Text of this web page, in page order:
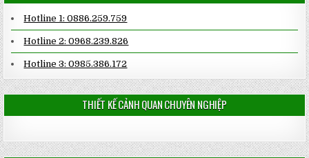
Hotline 1: 0886.259.759
Hotline 2: 0968.239.826
Hotline 3: 0985.386.172
THIẾT KẾ CẢNH QUAN CHUYÊN NGHIỆP